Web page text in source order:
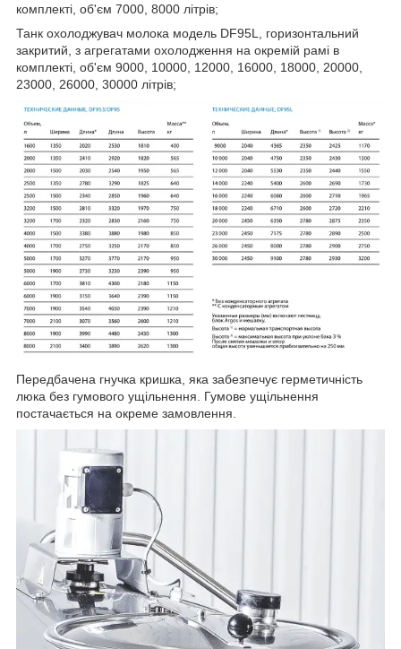
комплекті, об'єм 7000, 8000 літрів;
Танк охолоджувач молока модель DF95L, горизонтальний
закритий, з агрегатами охолодження на окремій рамі в
комплекті, об'єм 9000, 10000, 12000, 16000, 18000, 20000,
23000, 26000, 30000 літрів;
Передбачена гнучка кришка, яка забезпечує герметичність
люка без гумового ущільнення. Гумове ущільнення
постачається на окреме замовлення.